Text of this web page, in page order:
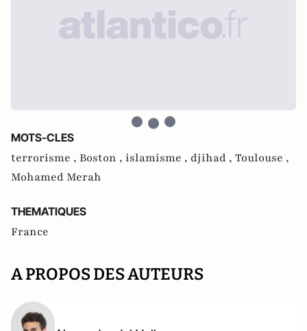
MOTS-CLES
terrorisme , Boston , islamisme , djihad , Toulouse ,
Mohamed Merah
THEMATIQUES
France
A PROPOS DES AUTEURS